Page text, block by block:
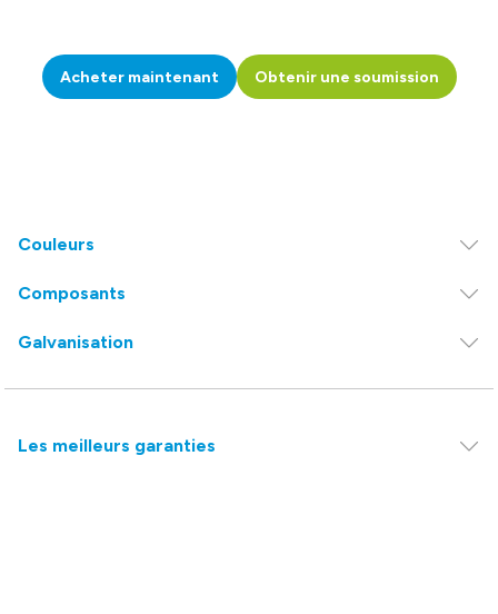
Acheter maintenant Obtenir une soumission
Couleurs
Composants
Galvanisation
Les meilleurs garanties